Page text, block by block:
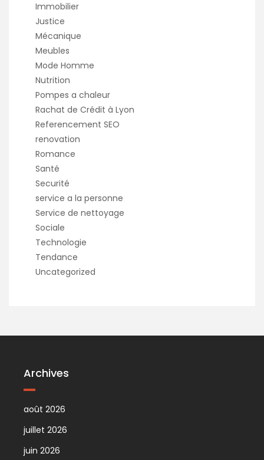
Immobilier
Justice
Mécanique
Meubles
Mode Homme
Nutrition
Pompes a chaleur
Rachat de Crédit à Lyon
Referencement SEO
renovation
Romance
Santé
Securité
service a la personne
Service de nettoyage
Sociale
Technologie
Tendance
Uncategorized
Archives
août 2026
juillet 2026
juin 2026